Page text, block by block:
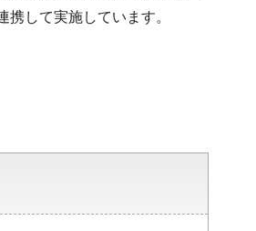
して実施しています。